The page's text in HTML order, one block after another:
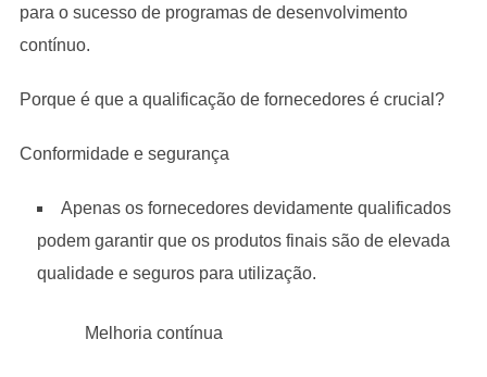
para o sucesso de programas de desenvolvimento
contínuo.
Porque é que a qualificação de fornecedores é crucial?
Conformidade e segurança
Apenas os fornecedores devidamente qualificados
podem garantir que os produtos finais são de elevada
qualidade e seguros para utilização.
Melhoria contínua